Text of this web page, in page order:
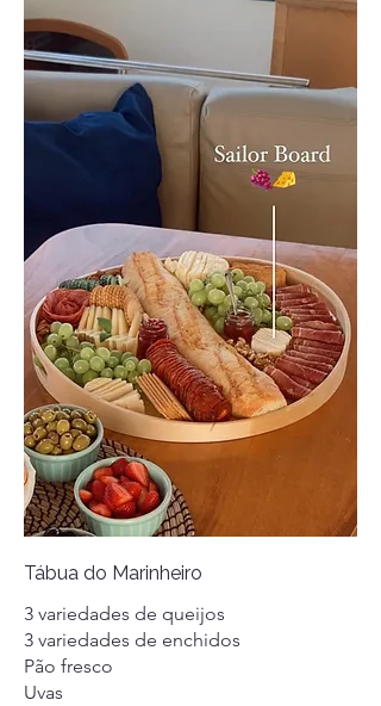
Tábua do Marinheiro
3 variedades de queijos
3 variedades de enchidos
Pão fresco
Uvas